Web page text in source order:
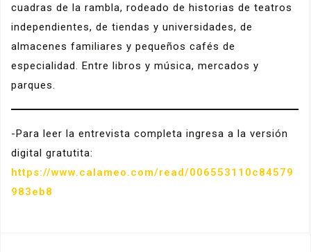
cuadras de la rambla, rodeado de historias de teatros
independientes, de tiendas y universidades, de
almacenes familiares y pequeños cafés de
especialidad. Entre libros y música, mercados y
parques.
-Para leer la entrevista completa ingresa a la versión
digital gratutita:
https://www.calameo.com/read/006553110c84579
983eb8